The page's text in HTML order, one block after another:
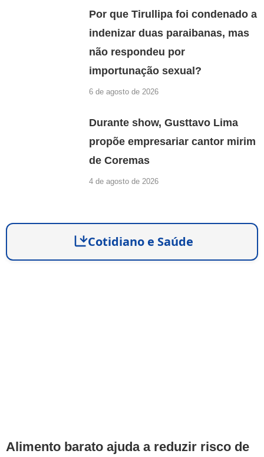
Por que Tirullipa foi condenado a
indenizar duas paraibanas, mas
não respondeu por
importunação sexual?
6 de agosto de 2026
Durante show, Gusttavo Lima
propõe empresariar cantor mirim
de Coremas
4 de agosto de 2026
Cotidiano e Saúde
Alimento barato ajuda a reduzir risco de